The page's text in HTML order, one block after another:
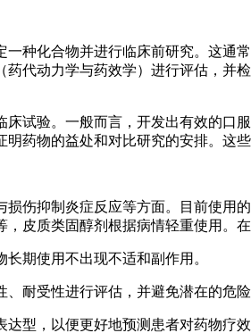
一种化合物并进行临床前研究。这
代动力学与药效学）进行评估，并
试验。一般而言，开发出有效的口
药物的益处和对比研究的安排。这
伤抑制炎症反应等方面。目前使
皮质类固醇剂根据病情轻重使用。
期使用不出现不适和副作用。
耐受性进行评估，并避免潜在的危险
型，以便更好地预测患者对药物疗